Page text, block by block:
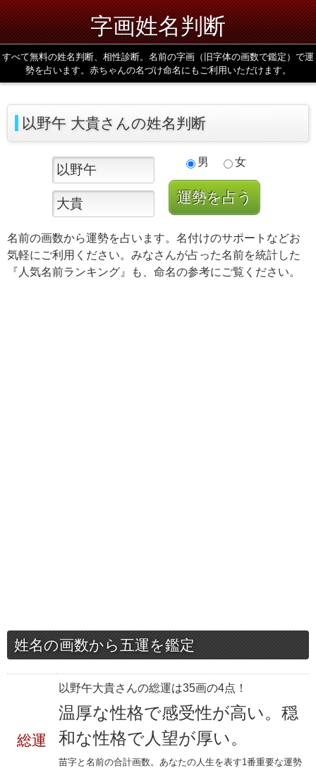
字画姓名判断
すべて無料の姓名判断、相性診断。名前の字画（旧字体の画数で鑑定）で運
勢を占います。赤ちゃんの名づけ命名にもご利用いただけます。
以野午 大貴さんの姓名判断
男 女
名前の画数から運勢を占います。名付けのサポートなどお
気軽にご利用ください。みなさんが占った名前を統計した
『人気名前ランキング』も、命名の参考にご覧ください。
姓名の画数から五運を鑑定
総運
以野午大貴さんの総運は35画の4点！
温厚な性格で感受性が高い。穏
和な性格で人望が厚い。
苗字と名前の合計画数。あなたの人生を表す1番重要な運勢